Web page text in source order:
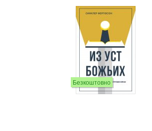
Безкоштовно